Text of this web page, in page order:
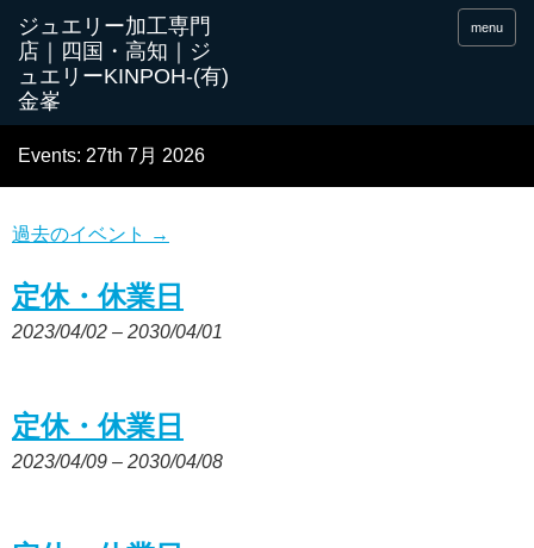
menu
Events: 27th 7月 2026
過去のイベント →
定休・休業日
2023/04/02 – 2030/04/01
定休・休業日
2023/04/09 – 2030/04/08